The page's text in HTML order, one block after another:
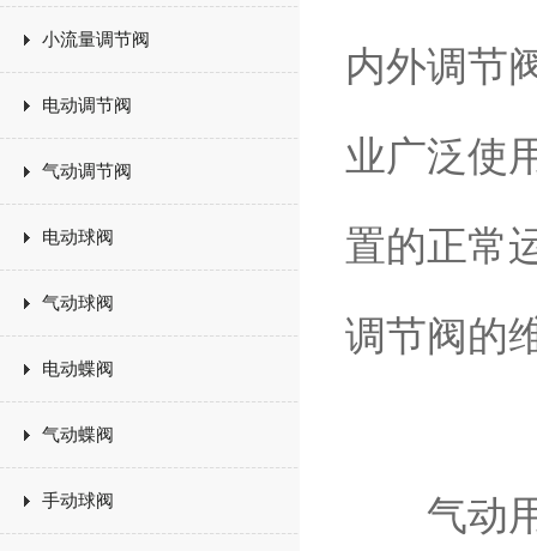
小流量调节阀
电动调节阀
气动调节阀
电动球阀
气动球阀
电动蝶阀
气动蝶阀
手动球阀
内外调节
业广泛使
置的正常
调节阀的
气动用